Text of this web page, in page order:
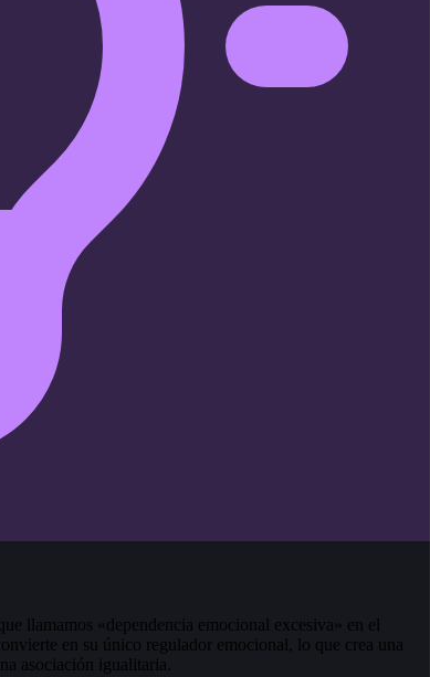
llamamos «dependencia emocional excesiva» en el
en su único regulador emocional, lo que crea una
asociación igualitaria.